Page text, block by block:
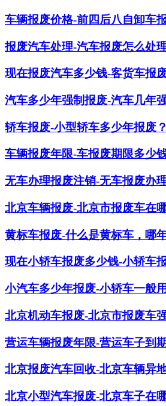
车辆报废价格-前四后八自卸车
报废汽车处理-汽车报废怎么处
现在报废汽车多少钱-客货车报
汽车多少年强制报废-汽车几年
轿车报废-小型轿车多少年报废？
车辆报废年限-车报废期限多少
无车办理报废注销-无车报废办
北京车辆报废-北京市报废车在
黄标车报废-什么是黄标车，哪
现在小轿车报废多少钱-小轿车
小汽车多少年报废-小轿车一般
北京机动车报废-北京市报废车
营运车辆报废年限-营运车子到
北京报废汽车回收-北京车辆异
北京小型汽车报废-北京车子在